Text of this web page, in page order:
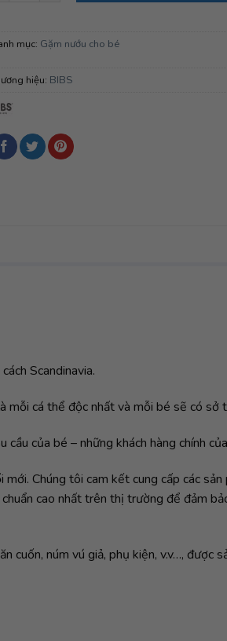
mục: Gặm nướu cho bé
hiệu: BIBS
Scandinavia.
cá thể độc nhất và mỗi bé sẽ có sở
của bé – những khách hàng chính
Chúng tôi cam kết cung cấp các
cao nhất trên thị trường để đảm
núm vú giả, phụ kiện, v.v…, được